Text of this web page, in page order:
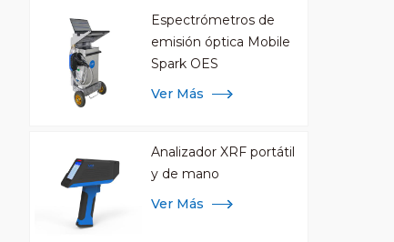
Espectrómetros de
emisión óptica Mobile
Spark OES
Ver Más
Analizador XRF portátil
y de mano
Ver Más